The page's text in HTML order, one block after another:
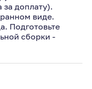
доплату).
виде.
Подготовьте
сборки -